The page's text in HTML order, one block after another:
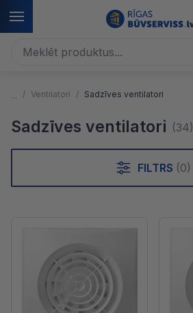
Ventilatori Sadzīves ventilatori
Sadzīves ventilatori (34)
FILTRS (0)